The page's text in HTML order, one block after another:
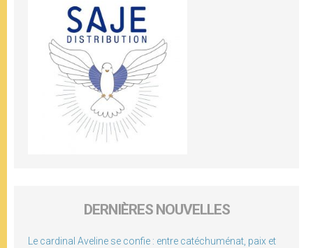
DERNIÈRES NOUVELLES
Le cardinal Aveline se confie : entre catéchuménat, paix et